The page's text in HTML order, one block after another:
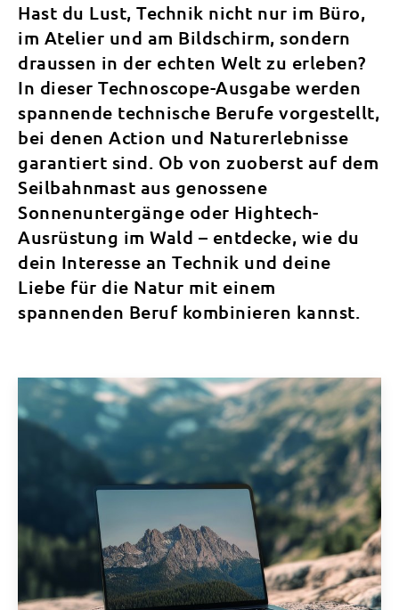
Hast du Lust, Technik nicht nur im Büro,
im Atelier und am Bildschirm, sondern
draussen in der echten Welt zu erleben?
In dieser Technoscope-Ausgabe werden
spannende technische Berufe vorgestellt,
bei denen Action und Naturerlebnisse
garantiert sind. Ob von zuoberst auf dem
Seilbahnmast aus genossene
Sonnenuntergänge oder Hightech-
Ausrüstung im Wald – entdecke, wie du
dein Interesse an Technik und deine
Liebe für die Natur mit einem
spannenden Beruf kombinieren kannst.